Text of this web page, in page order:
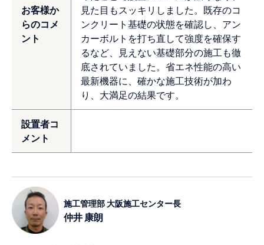
お客様か
らのコメ
ント
見た目もスッキリしました。既存のコ
ンクリート基礎の状態を確認し、アン
カーボルトを打ち直して強度を確保す
るなど、見えない基礎部分の施工も徹
底されていました。省エネ性能の高い
最新機器に、確かな施工技術が加わ
り、大満足の結果です。
設置者コ
メント
施工管理部 大阪施工センター長
仲井 康朗